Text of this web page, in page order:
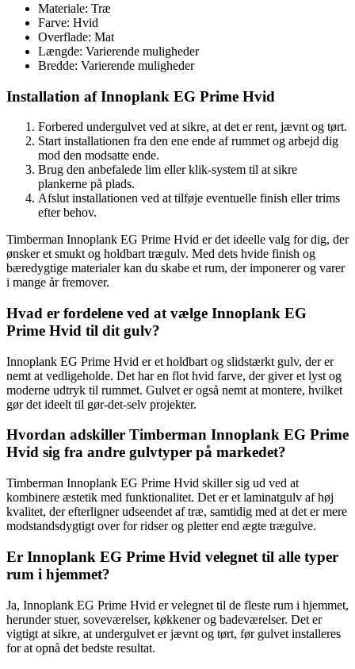
Materiale: Træ
Farve: Hvid
Overflade: Mat
Længde: Varierende muligheder
Bredde: Varierende muligheder
Installation af Innoplank EG Prime Hvid
Forbered undergulvet ved at sikre, at det er rent, jævnt og tørt.
Start installationen fra den ene ende af rummet og arbejd dig
mod den modsatte ende.
Brug den anbefalede lim eller klik-system til at sikre
plankerne på plads.
Afslut installationen ved at tilføje eventuelle finish eller trims
efter behov.
Timberman Innoplank EG Prime Hvid er det ideelle valg for dig, der
ønsker et smukt og holdbart trægulv. Med dets hvide finish og
bæredygtige materialer kan du skabe et rum, der imponerer og varer
i mange år fremover.
Hvad er fordelene ved at vælge Innoplank EG
Prime Hvid til dit gulv?
Innoplank EG Prime Hvid er et holdbart og slidstærkt gulv, der er
nemt at vedligeholde. Det har en flot hvid farve, der giver et lyst og
moderne udtryk til rummet. Gulvet er også nemt at montere, hvilket
gør det ideelt til gør-det-selv projekter.
Hvordan adskiller Timberman Innoplank EG Prime
Hvid sig fra andre gulvtyper på markedet?
Timberman Innoplank EG Prime Hvid skiller sig ud ved at
kombinere æstetik med funktionalitet. Det er et laminatgulv af høj
kvalitet, der efterligner udseendet af træ, samtidig med at det er mere
modstandsdygtigt over for ridser og pletter end ægte trægulve.
Er Innoplank EG Prime Hvid velegnet til alle typer
rum i hjemmet?
Ja, Innoplank EG Prime Hvid er velegnet til de fleste rum i hjemmet,
herunder stuer, soveværelser, køkkener og badeværelser. Det er
vigtigt at sikre, at undergulvet er jævnt og tørt, før gulvet installeres
for at opnå det bedste resultat.